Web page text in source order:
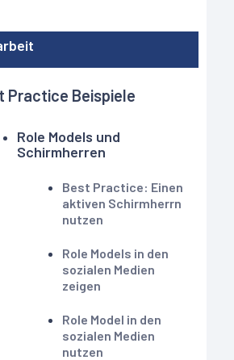
Practice Beispiele
Role Models und
Schirmherren
Best Practice: Einen
aktiven Schirmherrn
nutzen
Role Models in den
sozialen Medien
zeigen
Role Model in den
sozialen Medien
nutzen